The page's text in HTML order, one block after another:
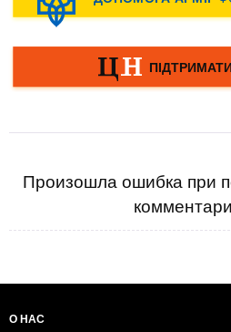
Произошла ошибка при
О НАС